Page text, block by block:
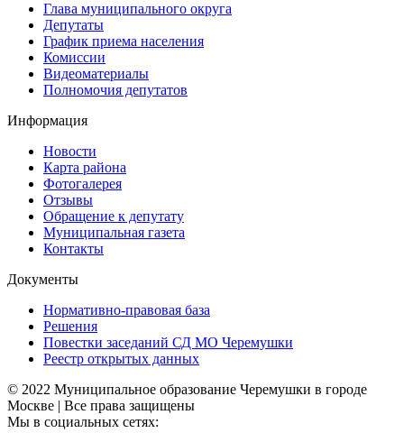
Глава муниципального округа
Депутаты
График приема населения
Комиссии
Видеоматериалы
Полномочия депутатов
Информация
Новости
Карта района
Фотогалерея
Отзывы
Обращение к депутату
Муниципальная газета
Контакты
Документы
Нормативно-правовая база
Решения
Повестки заседаний СД МО Черемушки
Реестр открытых данных
© 2022 Муниципальное образование Черемушки в городе
Москве | Все права защищены
Мы в социальных сетях: